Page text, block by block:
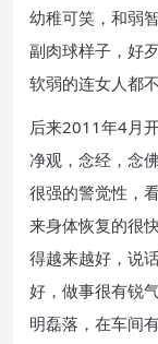
幼稚可笑，和弱
副肉球样子，好
软弱的连女人都
后来2011年4月
净观，念经，念
很强的警觉性，
来身体恢复的很
得越来越好，说
好，做事很有锐
明磊落，在车间